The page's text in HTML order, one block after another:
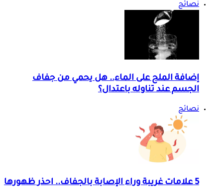
نصائح
إضافة الملح على الماء.. هل يحمي من جفاف
الجسم عند تناوله باعتدال؟
نصائح
5 علامات غريبة وراء الإصابة بالجفاف.. احذر ظهورها